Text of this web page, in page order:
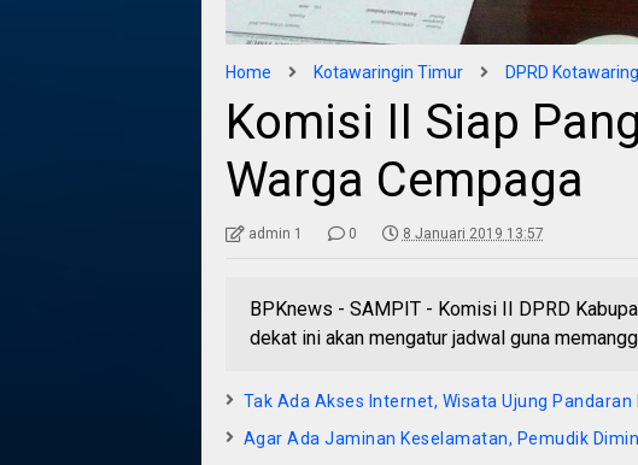
Home Kotawaringin Timur DPRD
Komisi II Siap
Warga Cempaga
admin 1 0 8 Januari 2019 13:57
BPKnews - SAMPIT - Komisi II DPRD
dekat ini akan mengatur jadwal guna
Tak Ada Akses Internet, Wisata Ujung Pandaran
Agar Ada Jaminan Keselamatan, Pemudik